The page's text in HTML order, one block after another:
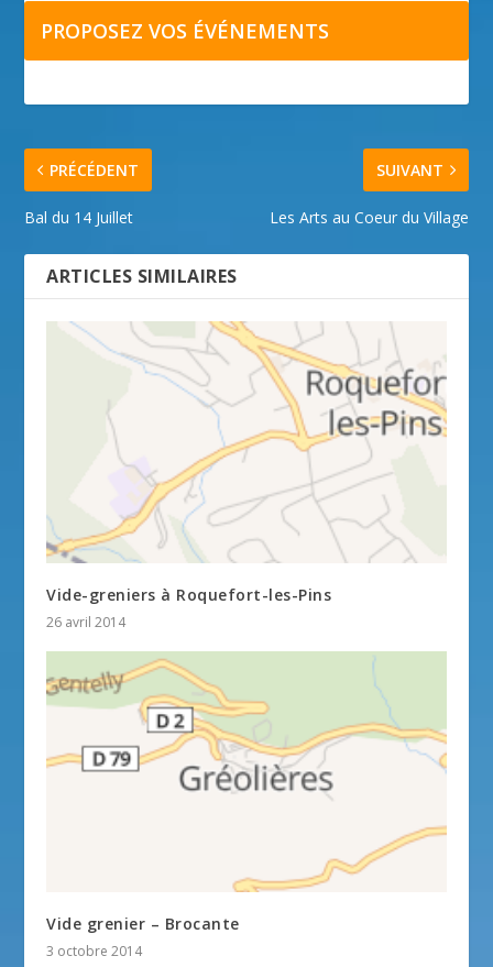
PROPOSEZ VOS ÉVÉNEMENTS
PRÉCÉDENT
Bal du 14 Juillet
SUIVANT
Les Arts au Coeur du Village
ARTICLES SIMILAIRES
Vide-greniers à Roquefort-les-Pins
26 avril 2014
Vide grenier – Brocante
3 octobre 2014